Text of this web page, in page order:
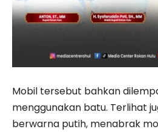
Mobil tersebut bahkan
menggunakan batu. Terlihat
berwarna putih, menabrak